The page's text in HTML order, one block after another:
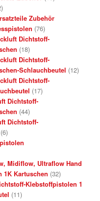
Zubehör
(76)
Dichtstoff-
(18)
Dichtstoff-
Schlauchbeutel (12)
Dichtstoff-
(17)
Dichtstoff-
(44)
Dichtstoff-
(6)
Midiflow, Ultraflow Hand
1K Kartuschen (32)
Klebstoffpistolen 1
(11)